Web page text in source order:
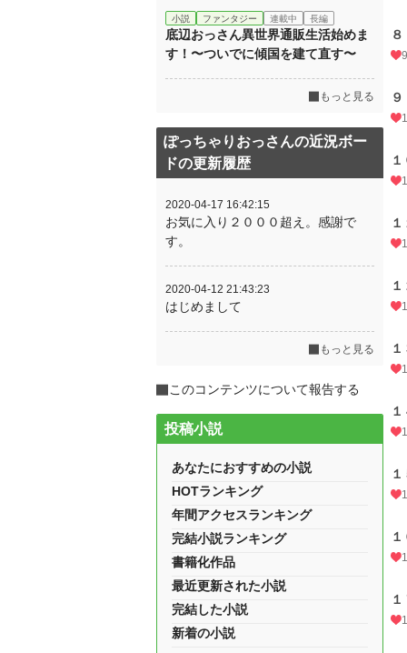
８
９
１
１
１
１
１
１
１
１
小説 ファンタジー 連載中 長編
底辺おっさん異世界通販生活始めま
す！〜ついでに傾国を建て直す〜
もっと見る
ぽっちゃりおっさんの近況ボー
ドの更新履歴
2020-04-17 16:42:15
お気に入り２０００超え。感謝で
す。
2020-04-12 21:43:23
はじめまして
もっと見る
このコンテンツについて報告する
投稿小説
あなたにおすすめの小説
HOTランキング
年間アクセスランキング
完結小説ランキング
書籍化作品
最近更新された小説
完結した小説
新着の小説